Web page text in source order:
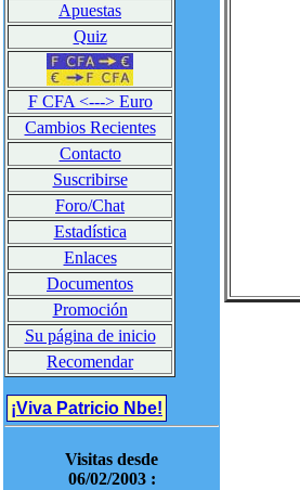
Apuestas
Quiz
F CFA <---> Euro
Cambios Recientes
Contacto
Suscribirse
Foro/Chat
Estadística
Enlaces
Documentos
Promoción
Su página de inicio
Recomendar
¡Viva Patricio Nbe!
Visitas desde
06/02/2003 :